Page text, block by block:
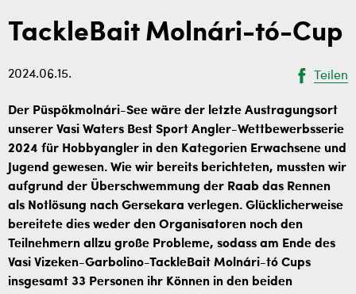
TackleBait Molnári-tó-Cup
2024.06.15. Teilen
Der Püspökmolnári-See wäre der letzte Austragungsort
unserer Vasi Waters Best Sport Angler-Wettbewerbsserie
2024 für Hobbyangler in den Kategorien Erwachsene und
Jugend gewesen. Wie wir bereits berichteten, mussten wir
aufgrund der Überschwemmung der Raab das Rennen
als Notlösung nach Gersekara verlegen. Glücklicherweise
bereitete dies weder den Organisatoren noch den
Teilnehmern allzu große Probleme, sodass am Ende des
Vasi Vizeken-Garbolino-TackleBait Molnári-tó Cups
insgesamt 33 Personen ihr Können in den beiden